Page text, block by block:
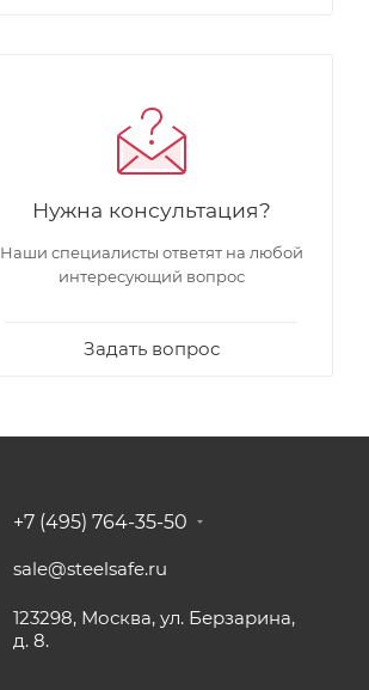
Нужна консультация?
Наши специалисты ответят на любой
интересующий вопрос
Задать вопрос
+7 (495) 764-35-50
sale@steelsafe.ru
123298, Москва, ул. Берзарина,
д. 8.